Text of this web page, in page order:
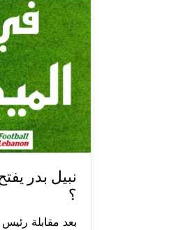
نبيل بدر
؟
بعد مقابلة رئيس